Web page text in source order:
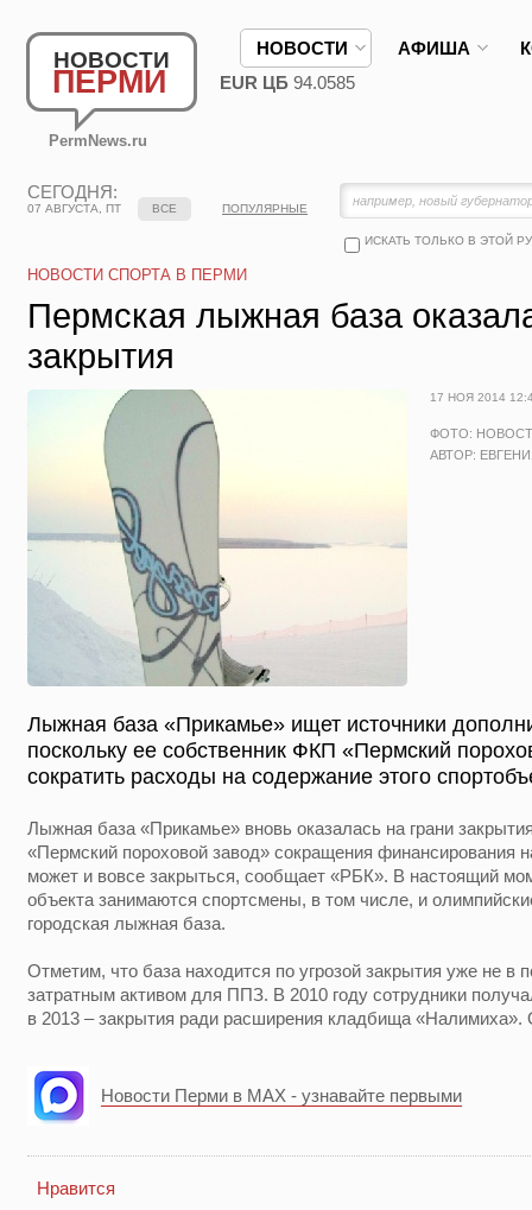
НОВОСТИ
ПЕРМИ
PermNews.ru
НОВОСТИ АФИША
EUR ЦБ 94.0585
СЕГОДНЯ:
07 АВГУСТА, ПТ
ИСКАТЬ ТОЛЬКО В ЭТОЙ
ВСЕ ПОПУЛЯРНЫЕ
НОВОСТИ СПОРТА В ПЕРМИ
Пермская лыжная база
закрытия
17 НОЯ 2014
ФОТО:
АВТОР:
Лыжная база «Прикамье» ищет источники
поскольку ее собственник ФКП «Пермский
сократить расходы на содержание этого
Лыжная база «Прикамье» вновь оказалась на грани
«Пермский пороховой завод» сокращения финансирования
может и вовсе закрыться, сообщает «РБК». В настоящий
объекта занимаются спортсмены, в том числе, и
городская лыжная база.
Отметим, что база находится по угрозой закрытия уже не в
затратным активом для ППЗ. В 2010 году сотрудники
в 2013 – закрытия ради расширения кладбища
Новости Перми в MAX - узнавайте первыми
Нравится